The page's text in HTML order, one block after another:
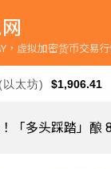
，虚拟加密货币交易
(以太坊) $1,906.41
「多头踩踏」酿